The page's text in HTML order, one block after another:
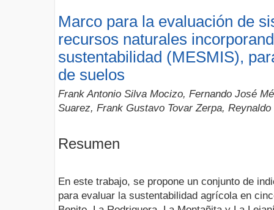
Marco para la evaluación de
recursos naturales
sustentabilidad (MESMIS),
de suelos
Frank Antonio Silva Mocizo, Fernando José
Suarez, Frank Gustavo Tovar Zerpa,
Resumen
En este trabajo, se propone un conjunto de
para evaluar la sustentabilidad agrícola en